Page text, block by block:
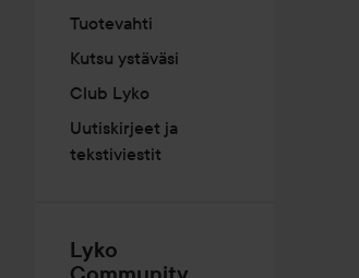
Tuotevahti
Kutsu ystäväsi
Club Lyko
Uutiskirjeet ja
tekstiviestit
Lyko